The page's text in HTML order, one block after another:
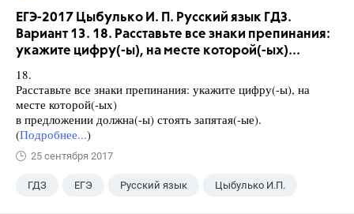
ЕГЭ-2017 Цыбулько И. П. Русский язык ГДЗ.
Вариант 13. 18. Расставьте все знаки препинания:
укажите цифру(-ы), на месте которой(-ых)...
18.
Расставьте все знаки препинания: укажите цифру(-ы), на
месте которой(-ых)
в предложении должна(-ы) стоять запятая(-ые).
(Подробнее...)
25 сентября 2017
ГДЗ ЕГЭ Русский язык Цыбулько И.П.